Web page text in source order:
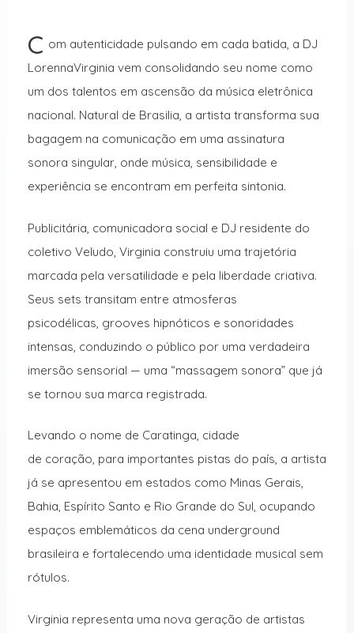
C om autenticidade pulsando em cada batida, a DJ
LorennaVirginia vem consolidando seu nome como
um dos talentos em ascensão da música eletrônica
nacional. Natural de Brasilia, a artista transforma sua
bagagem na comunicação em uma assinatura
sonora singular, onde música, sensibilidade e
experiência se encontram em perfeita sintonia.
Publicitária, comunicadora social e DJ residente do
coletivo Veludo, Virginia construiu uma trajetória
marcada pela versatilidade e pela liberdade criativa.
Seus sets transitam entre atmosferas
psicodélicas, grooves hipnóticos e sonoridades
intensas, conduzindo o público por uma verdadeira
imersão sensorial — uma “massagem sonora” que já
se tornou sua marca registrada.
Levando o nome de Caratinga, cidade
de coração, para importantes pistas do país, a artista
já se apresentou em estados como Minas Gerais,
Bahia, Espírito Santo e Rio Grande do Sul, ocupando
espaços emblemáticos da cena underground
brasileira e fortalecendo uma identidade musical sem
rótulos.
Virginia representa uma nova geração de artistas